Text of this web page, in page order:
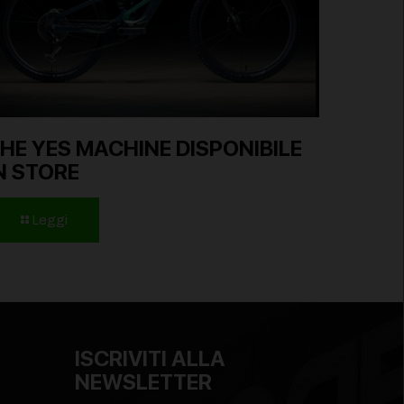
YES MACHINE DISPONIBILE
STORE
Leggi
ISCRIVITI ALLA
NEWSLETTER